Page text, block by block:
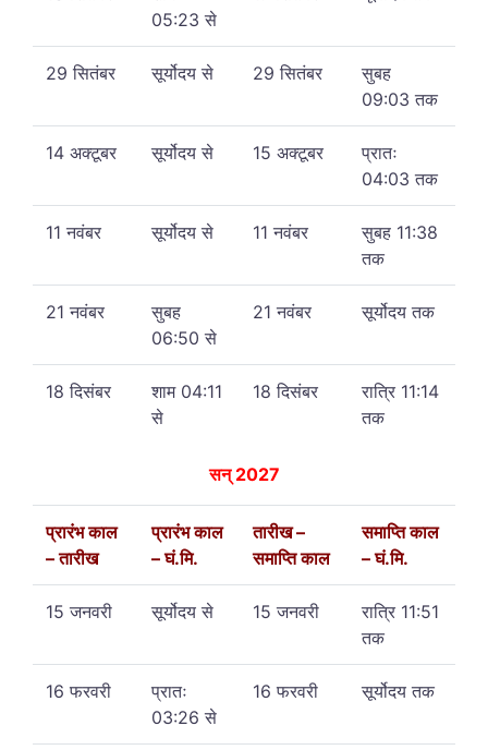
05:23 से
29 सितंबर सूर्योदय से 29 सितंबर
सुबह
09:03 तक
14 अक्टूबर सूर्योदय से 15 अक्टूबर
प्रातः
04:03 तक
11 नवंबर सूर्योदय से 11 नवंबर
सुबह 11:38
तक
21नवंबर
सुबह
06:50 से
21 नवंबर सूर्योदय तक
18 दिसंबर
शाम 04:11
से
18 दिसंबर
रात्रि 11:14
तक
सन् 2027
प्रारंभ काल
– तारीख
प्रारंभ काल
– घं.मि.
तारीख –
समाप्ति काल
समाप्ति काल
– घं.मि.
15 जनवरी सूर्योदय से 15 जनवरी
रात्रि 11:51
तक
16 फरवरी
प्रातः
03:26 से
16 फरवरी सूर्योदय तक